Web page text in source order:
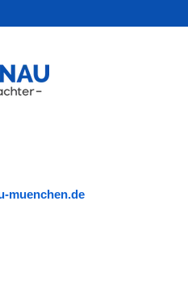
muenchen.de